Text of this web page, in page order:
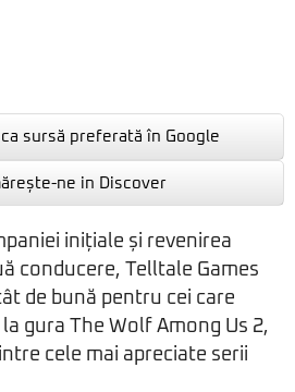
sursă preferată în Google
ne in Discover
inițiale și revenirea
conducere, Telltale Games
de bună pentru cei care
gura The Wolf Among Us 2,
cele mai apreciate serii